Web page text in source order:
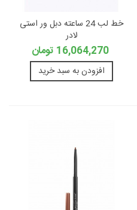
خط لب 24 ساعته دبل ور استی
لادر
16,064,270 تومان
افزودن به سبد خرید